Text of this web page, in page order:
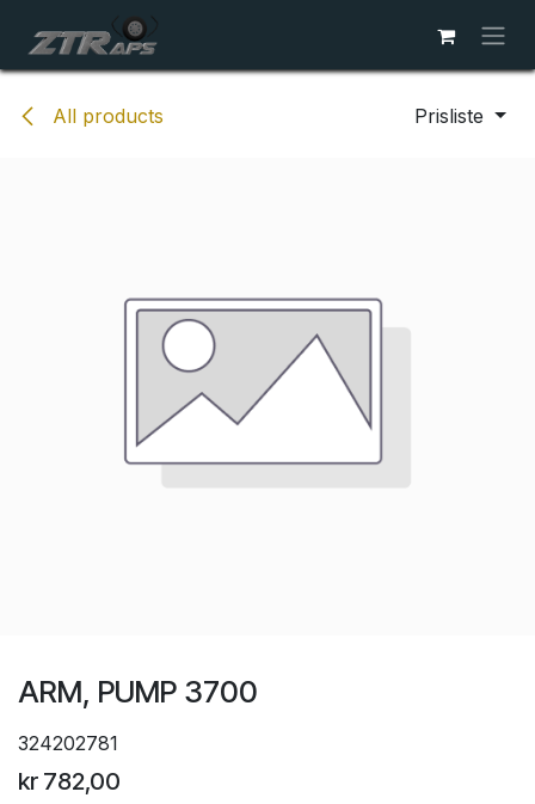
All products Prisliste
ARM, PUMP 3700
324202781
kr 782,00